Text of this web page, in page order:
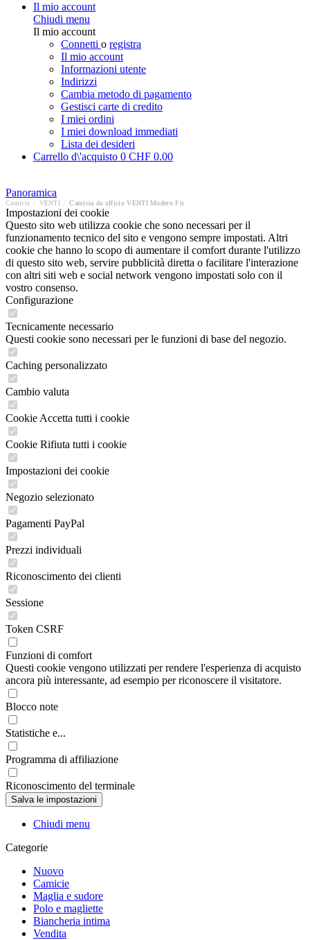
Il mio account
Chiudi menu
Il mio account
Connetti o registra
Il mio account
Informazioni utente
Indirizzi
Cambia metodo di pagamento
Gestisci carte di credito
I miei ordini
I miei download immediati
Lista dei desideri
Carrello d\'acquisto 0 CHF 0.00
Panoramica
Camicie VENTI Camicia da ufficio VENTI Modern Fit
Impostazioni dei cookie
Questo sito web utilizza cookie che sono necessari per il
funzionamento tecnico del sito e vengono sempre impostati. Altri
cookie che hanno lo scopo di aumentare il comfort durante l'utilizzo
di questo sito web, servire pubblicità diretta o facilitare l'interazione
con altri siti web e social network vengono impostati solo con il
vostro consenso.
Configurazione
Tecnicamente necessario
Questi cookie sono necessari per le funzioni di base del negozio.
Caching personalizzato
Cambio valuta
Cookie Accetta tutti i cookie
Cookie Rifiuta tutti i cookie
Impostazioni dei cookie
Negozio selezionato
Pagamenti PayPal
Prezzi individuali
Riconoscimento dei clienti
Sessione
Token CSRF
Funzioni di comfort
Questi cookie vengono utilizzati per rendere l'esperienza di acquisto
ancora più interessante, ad esempio per riconoscere il visitatore.
Blocco note
Statistiche e...
Programma di affiliazione
Riconoscimento del terminale
Chiudi menu
Categorie
Nuovo
Camicie
Maglia e sudore
Polo e magliette
Biancheria intima
Vendita